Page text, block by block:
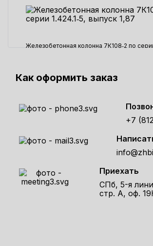
Железобетонная колонна 7К108‑2 по
Как оформить заказ
+7
Приехать
СПб, 5-я
стр. А, оф.